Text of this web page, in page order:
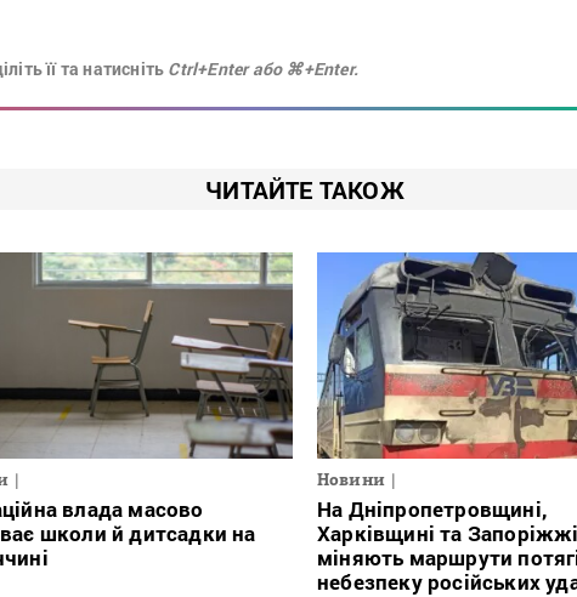
її та натисніть Ctrl+Enter або ⌘+Enter.
ЧИТАЙТЕ ТАКОЖ
влада масово
школи й дитсадки на
Новини
На Дніпропетровщині,
Харківщині та Запоріжжі
міняють маршрути
небезпеку російських